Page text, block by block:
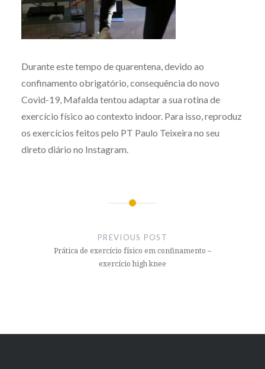
Durante este tempo de quarentena, devido ao
confinamento obrigatório, consequência do novo
Covid-19, Mafalda tentou adaptar a sua rotina de
exercício físico ao contexto indoor. Para isso, reproduz
os exercícios feitos pelo PT Paulo Teixeira no seu
direto diário no Instagram.
PREVIOUS POST
Prática de exercício físico em confinamento –
exercício high knee